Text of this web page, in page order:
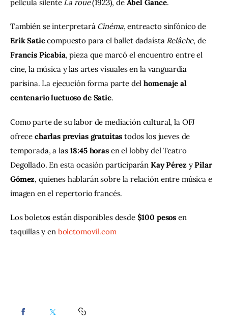
película silente La roue (1923), de Abel Gance.
También se interpretará Cinéma, entreacto sinfónico de
Erik Satie compuesto para el ballet dadaísta Relâche, de
Francis Picabia, pieza que marcó el encuentro entre el
cine, la música y las artes visuales en la vanguardia
parisina. La ejecución forma parte del homenaje al
centenario luctuoso de Satie.
Como parte de su labor de mediación cultural, la OFJ
ofrece charlas previas gratuitas todos los jueves de
temporada, a las 18:45 horas en el lobby del Teatro
Degollado. En esta ocasión participarán Kay Pérez y Pilar
Gómez, quienes hablarán sobre la relación entre música e
imagen en el repertorio francés.
Los boletos están disponibles desde $100 pesos en
taquillas y en boletomovil.com